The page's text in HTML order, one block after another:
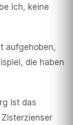
ich, keine
aufgehoben,
die haben
ist das